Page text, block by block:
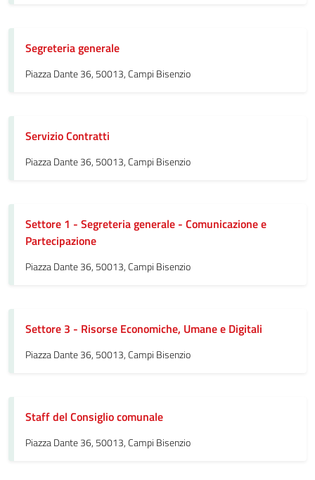
Segreteria generale
Piazza Dante 36, 50013, Campi Bisenzio
Servizio Contratti
Piazza Dante 36, 50013, Campi Bisenzio
Settore 1 - Segreteria generale - Comunicazione e
Partecipazione
Piazza Dante 36, 50013, Campi Bisenzio
Settore 3 - Risorse Economiche, Umane e Digitali
Piazza Dante 36, 50013, Campi Bisenzio
Staff del Consiglio comunale
Piazza Dante 36, 50013, Campi Bisenzio